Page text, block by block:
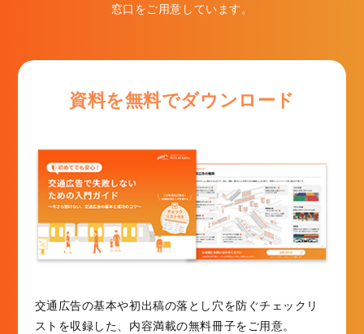
窓口をご用意しています。
資料を無料でダウンロード
交通広告の基本や初出稿の落とし穴を防ぐチェックリ
ストを収録した、内容満載の無料冊子をご用意。